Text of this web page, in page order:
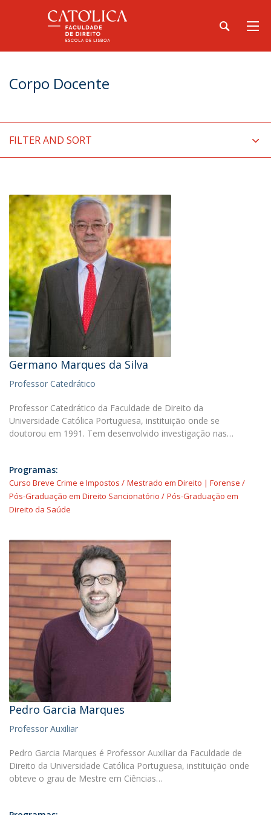
Corpo Docente
FILTER AND SORT
Germano Marques da Silva
Professor Catedrático
Professor Catedrático da Faculdade de Direito da
Universidade Católica Portuguesa, instituição onde se
doutorou em 1991. Tem desenvolvido investigação nas…
Programas:
Curso Breve Crime e Impostos
Mestrado em Direito | Forense
Pós-Graduação em Direito Sancionatório
Pós-Graduação em
Direito da Saúde
Pedro Garcia Marques
Professor Auxiliar
Pedro Garcia Marques é Professor Auxiliar da Faculdade de
Direito da Universidade Católica Portuguesa, instituição onde
obteve o grau de Mestre em Ciências…